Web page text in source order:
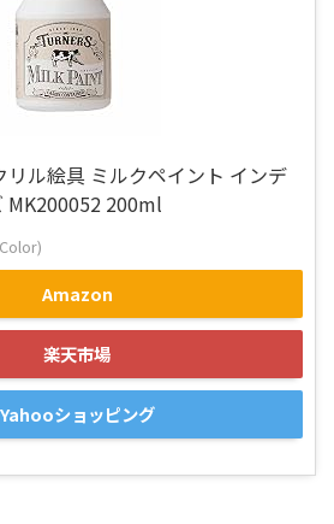
リル絵具 ミルクペイント インデ
MK200052 200ml
Amazon
楽天市場
Yahooショッピング